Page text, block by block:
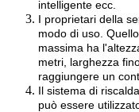
intelligente ecc.
I proprietari della
modo di uso.
massima ha
metri, larghezza
raggiungere un
Il sistema di
può essere